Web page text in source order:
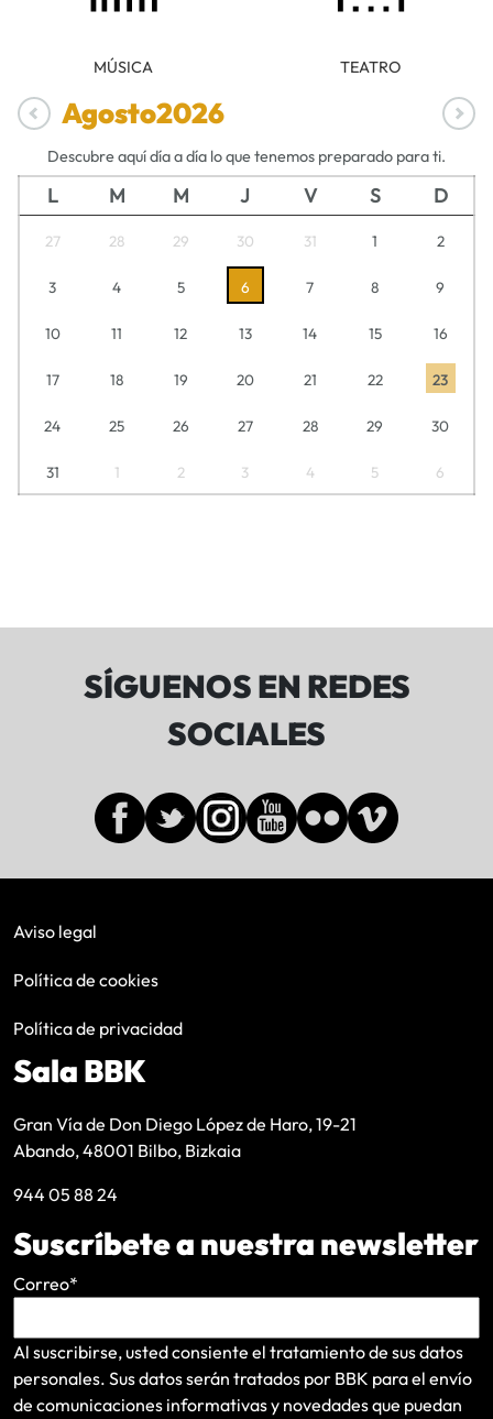
MÚSICA TEATRO
Agosto2026
Descubre aquí día a día lo que tenemos preparado para ti.
L M M J V S D
27 28 29 30 31 1 2
3 4 5 6 7 8 9
10 11 12 13 14 15 16
17 18 19 20 21 22 23
24 25 26 27 28 29 30
31 1 2 3 4 5 6
SÍGUENOS EN REDES
SOCIALES
Aviso legal
Política de cookies
Política de privacidad
Sala BBK
Gran Vía de Don Diego López de Haro, 19-21
Abando, 48001 Bilbo, Bizkaia
944 05 88 24
Suscríbete a nuestra newsletter
Correo*
Al suscribirse, usted consiente el tratamiento de sus datos
personales. Sus datos serán tratados por BBK para el envío
de comunicaciones informativas y novedades que puedan